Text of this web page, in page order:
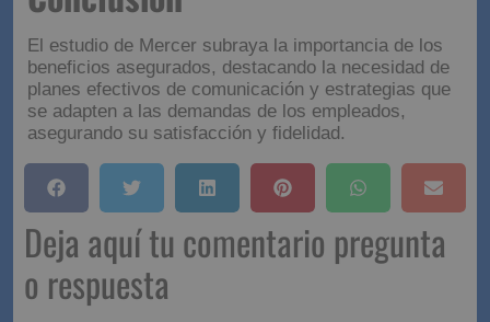
El estudio de Mercer subraya la importancia de los
beneficios asegurados, destacando la necesidad de
planes efectivos de comunicación y estrategias que
se adapten a las demandas de los empleados,
asegurando su satisfacción y fidelidad.
Deja aquí tu comentario pregunta
o respuesta